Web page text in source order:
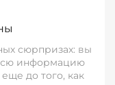
сюрпризах: вы
информацию
до того, как